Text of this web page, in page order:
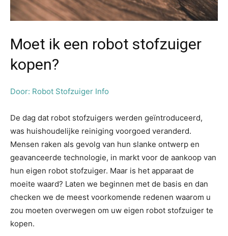
Moet ik een robot stofzuiger
kopen?
Door: Robot Stofzuiger Info
De dag dat robot stofzuigers werden geïntroduceerd,
was huishoudelijke reiniging voorgoed veranderd.
Mensen raken als gevolg van hun slanke ontwerp en
geavanceerde technologie, in markt voor de aankoop van
hun eigen robot stofzuiger. Maar is het apparaat de
moeite waard? Laten we beginnen met de basis en dan
checken we de meest voorkomende redenen waarom u
zou moeten overwegen om uw eigen robot stofzuiger te
kopen.